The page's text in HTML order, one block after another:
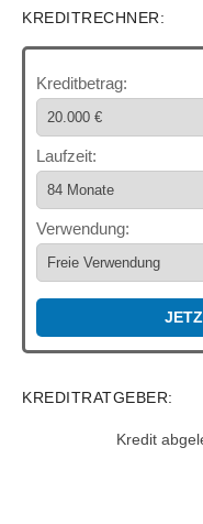
KREDITRECHNER:
Kreditbetrag:
Laufzeit:
Verwendung:
KREDITRATGEBER:
Kredit